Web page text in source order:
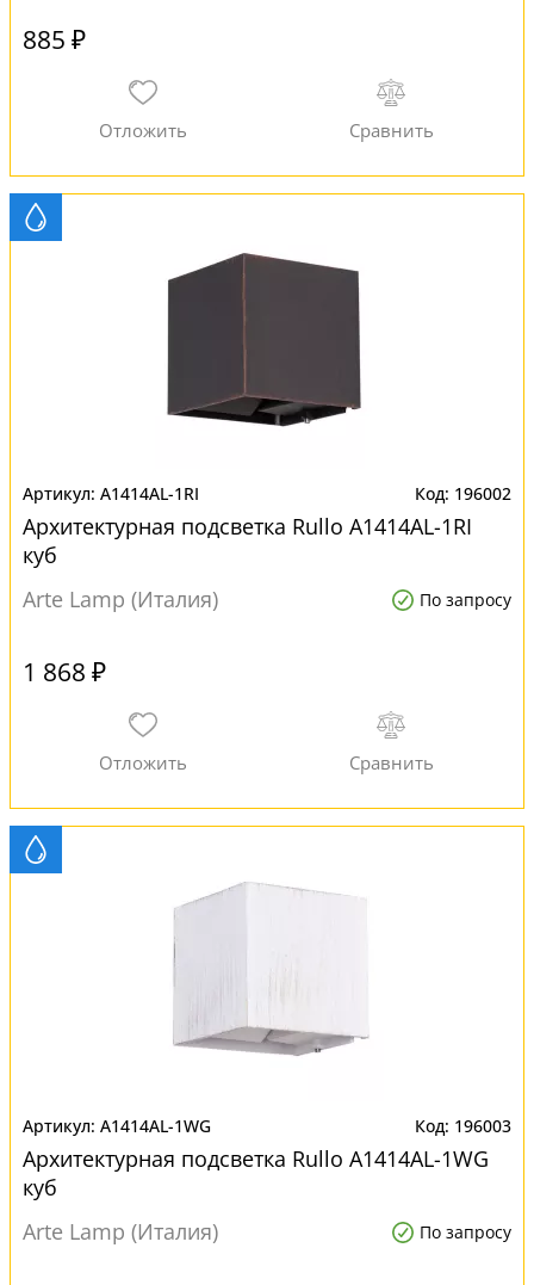
885 ₽
A1414AL-1RI 196002
Архитектурная подсветка Rullo A1414AL-1RI
куб
Arte Lamp (Италия)
По запросу
1 868 ₽
A1414AL-1WG 196003
Архитектурная подсветка Rullo A1414AL-1WG
куб
Arte Lamp (Италия)
По запросу